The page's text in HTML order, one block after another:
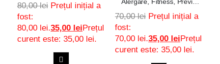
80,00lei Prețul inițial a
fost:
80,00 lei.35,00 leiPrețul
curent este: 35,00 lei.
70,00lei Prețul inițial a
fost:
70,00 lei.35,00 leiPrețul
curent este: 35,00 lei.